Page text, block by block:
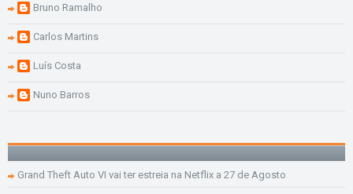
Bruno Ramalho
Carlos Martins
Luís Costa
Nuno Barros
Grand Theft Auto VI vai ter estreia na Netflix a 27 de Agosto